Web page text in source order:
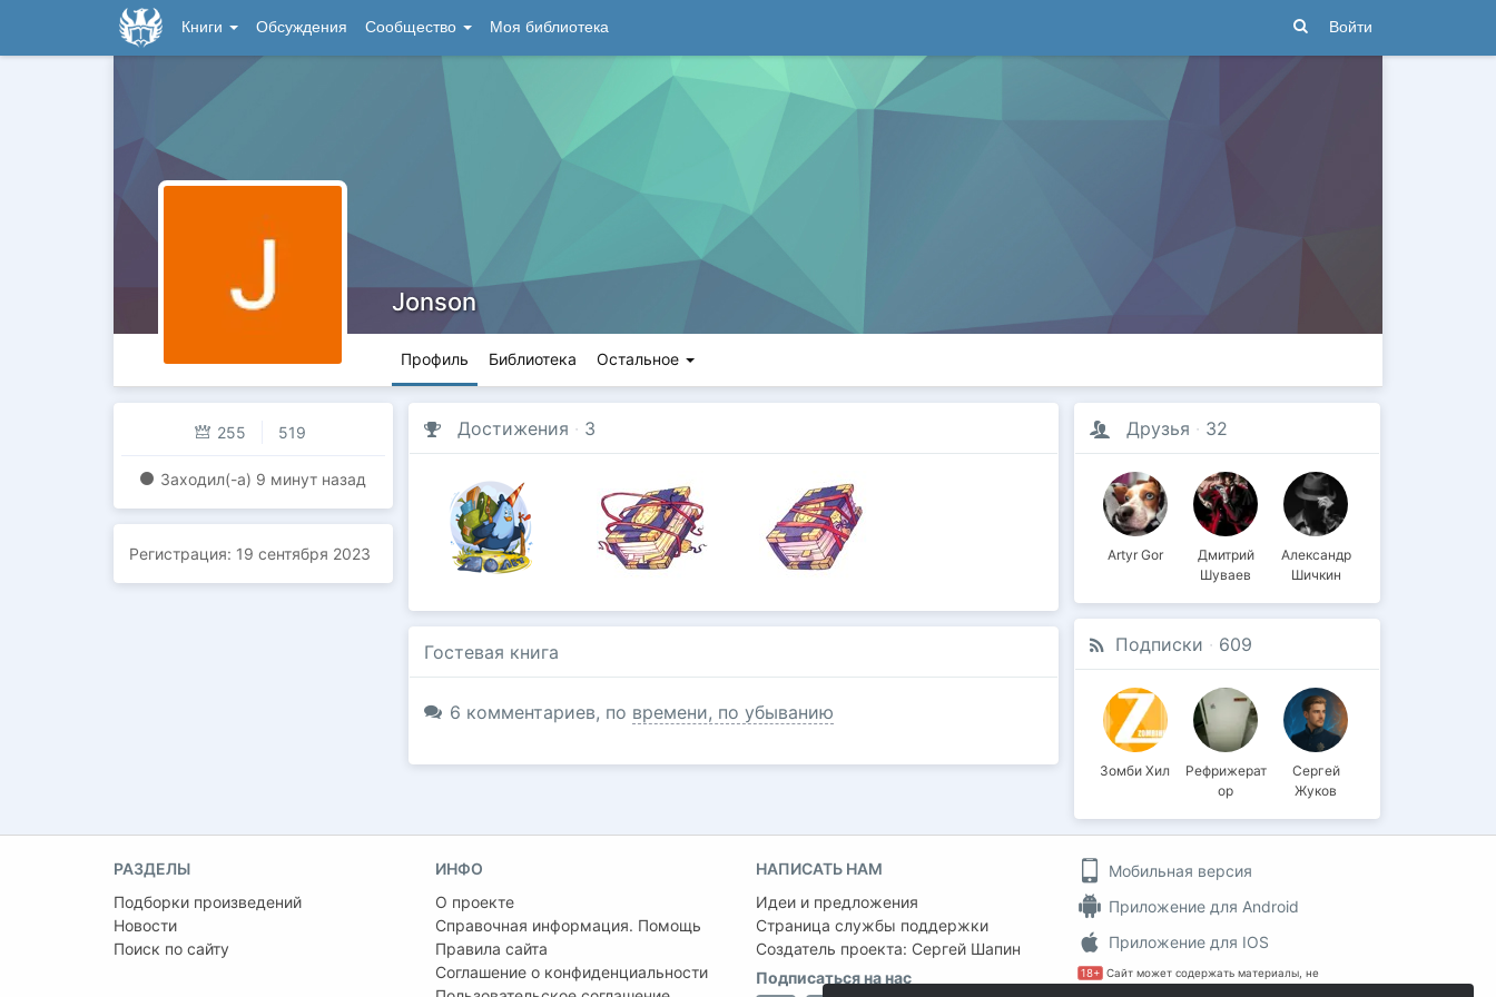
Книги Обсуждения Сообщество Моя библиотека Войти
Jonson
Профиль Библиотека Остальное
255 519
Заходил(-a) 9 минут назад
Регистрация: 19 сентября 2023
Достижения · 3
Гостевая книга
6 комментариев, по времени, по убыванию
Друзья · 32
Artyr Gor
Дмитрий
Шуваев
Александр
Шичкин
Подписки · 609
Зомби Хил
Рефрижерат
ор
Сергей
Жуков
РАЗДЕЛЫ
Подборки произведений
Новости
Поиск по сайту
ИНФО
О проекте
Справочная информация. Помощь
Правила сайта
Соглашение о конфиденциальности
НАПИСАТЬ НАМ
Идеи и предложения
Страница службы поддержки
Создатель проекта: Сергей Шапин
Подписаться на нас
Мобильная версия
Приложение для Android
Приложение для IOS
18+ Сайт может содержать материалы, не